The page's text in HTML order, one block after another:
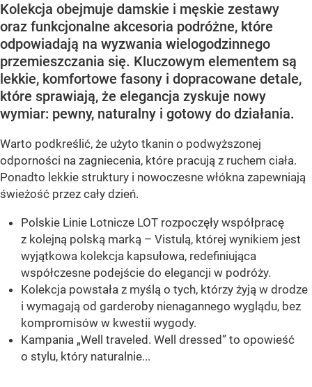
Kolekcja obejmuje damskie i męskie zestawy
oraz funkcjonalne akcesoria podróżne, które
odpowiadają na wyzwania wielogodzinnego
przemieszczania się. Kluczowym elementem są
lekkie, komfortowe fasony i dopracowane detale,
które sprawiają, że elegancja zyskuje nowy
wymiar: pewny, naturalny i gotowy do działania.
Warto podkreślić, że użyto tkanin o podwyższonej
odporności na zagniecenia, które pracują z ruchem ciała.
Ponadto lekkie struktury i nowoczesne włókna zapewniają
świeżość przez cały dzień.
Polskie Linie Lotnicze LOT rozpoczęły współpracę
z kolejną polską marką – Vistulą, której wynikiem jest
wyjątkowa kolekcja kapsułowa, redefiniująca
współczesne podejście do elegancji w podróży.
Kolekcja powstała z myślą o tych, którzy żyją w drodze
i wymagają od garderoby nienagannego wyglądu, bez
kompromisów w kwestii wygody.
Kampania „Well traveled. Well dressed” to opowieść
o stylu, który naturalnie...